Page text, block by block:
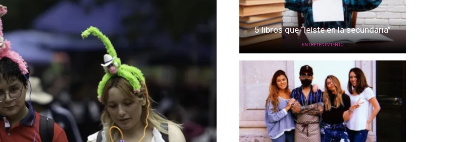
5 libros que “leíste en la secundaria”
ENTRETENIMIENTO